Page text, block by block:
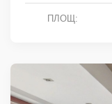
ПЛОЩ: